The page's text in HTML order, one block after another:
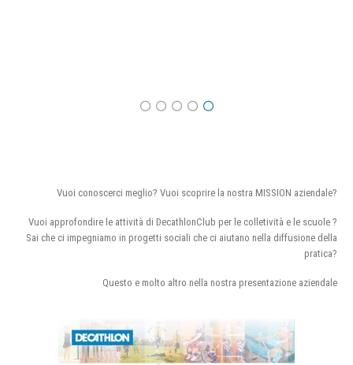
Vuoi conoscerci meglio? Vuoi scoprire la nostra MISSION aziendale?
Vuoi approfondire le attività di DecathlonClub per le colletività e le scuole ?
Sai che ci impegniamo in progetti sociali che ci aiutano nella diffusione della
pratica?
Questo e molto altro nella nostra presentazione aziendale